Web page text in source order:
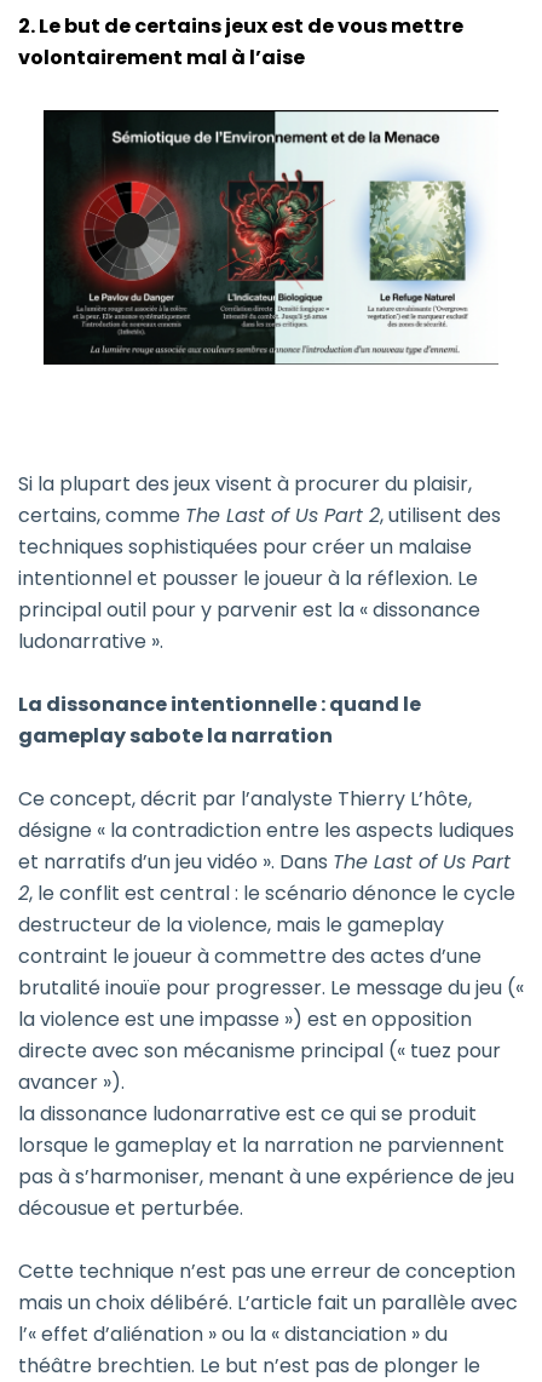
2. Le but de certains jeux est de vous mettre
volontairement mal à l’aise
Si la plupart des jeux visent à procurer du plaisir,
certains, comme The Last of Us Part 2, utilisent des
techniques sophistiquées pour créer un malaise
intentionnel et pousser le joueur à la réflexion. Le
principal outil pour y parvenir est la « dissonance
ludonarrative ».
La dissonance intentionnelle : quand le
gameplay sabote la narration
Ce concept, décrit par l’analyste Thierry L’hôte,
désigne « la contradiction entre les aspects ludiques
et narratifs d’un jeu vidéo ». Dans The Last of Us Part
2, le conflit est central : le scénario dénonce le cycle
destructeur de la violence, mais le gameplay
contraint le joueur à commettre des actes d’une
brutalité inouïe pour progresser. Le message du jeu («
la violence est une impasse ») est en opposition
directe avec son mécanisme principal (« tuez pour
avancer »).
la dissonance ludonarrative est ce qui se produit
lorsque le gameplay et la narration ne parviennent
pas à s’harmoniser, menant à une expérience de jeu
décousue et perturbée.
Cette technique n’est pas une erreur de conception
mais un choix délibéré. L’article fait un parallèle avec
l’« effet d’aliénation » ou la « distanciation » du
théâtre brechtien. Le but n’est pas de plonger le